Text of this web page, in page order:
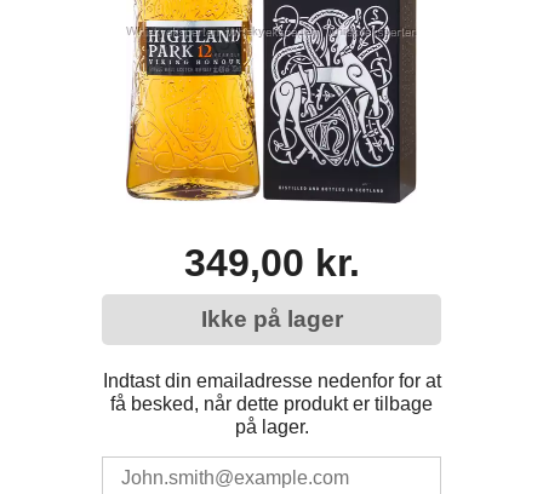
349,00 kr.
Ikke på lager
Indtast din emailadresse nedenfor for at
få besked, når dette produkt er tilbage
på lager.